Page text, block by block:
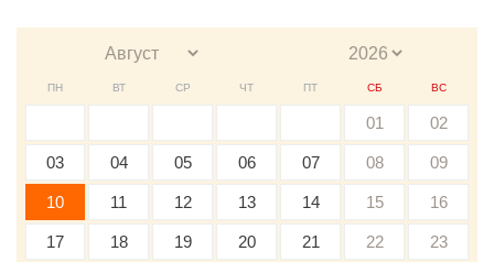
ПН ВТ СР ЧТ ПТ СБ ВС
01 02
03 04 05 06 07 08 09
10 11 12 13 14 15 16
17 18 19 20 21 22 23